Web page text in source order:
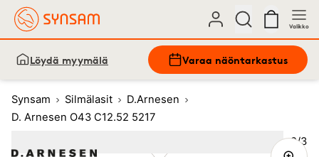
Valikko
Löydä myymälä Varaa näöntarkastus
Synsam Silmälasit
D.Arnesen
D. Arnesen O43 C12.52 5217
Kuva
2/3
Image 1 3